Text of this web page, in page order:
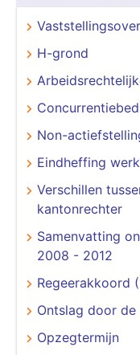
H-grond
Non-
Eindheffing
Verschillen
kantonrechter
Samenvatting
2008 - 2012
Regeerakkoord
Ontslag door
Opzegtermijn